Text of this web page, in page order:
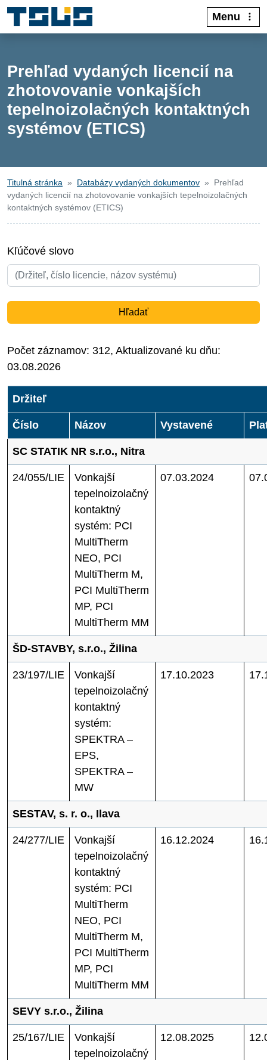
Menu
Prehľad vydaných licencií na
zhotovovanie vonkajších
tepelnoizolačných kontaktných
systémov (ETICS)
Titulná stránka Databázy vydaných dokumentov
Prehľad
vydaných licencií na zhotovovanie vonkajších tepelnoizolačných
kontaktných systémov (ETICS)
Kľúčové slovo
Hľadať
Počet záznamov: 312, Aktualizované ku dňu:
03.08.2026
Držiteľ
Číslo Názov Vystavené
SC STATIK NR s.r.o., Nitra
24/055/LIE
Vonkajší
tepelnoizolačný
kontaktný
systém: PCI
MultiTherm
NEO, PCI
MultiTherm M,
PCI MultiTherm
MP, PCI
MultiTherm MM
07.03.2024
ŠD-STAVBY, s.r.o., Žilina
23/197/LIE
Vonkajší
tepelnoizolačný
kontaktný
systém:
SPEKTRA –
EPS,
SPEKTRA –
MW
17.10.2023
SESTAV, s. r. o., Ilava
24/277/LIE
Vonkajší
tepelnoizolačný
kontaktný
systém: PCI
MultiTherm
NEO, PCI
MultiTherm M,
PCI MultiTherm
MP, PCI
MultiTherm MM
16.12.2024
SEVY s.r.o., Žilina
25/167/LIE
Vonkajší
tepelnoizolačný
12.08.2025